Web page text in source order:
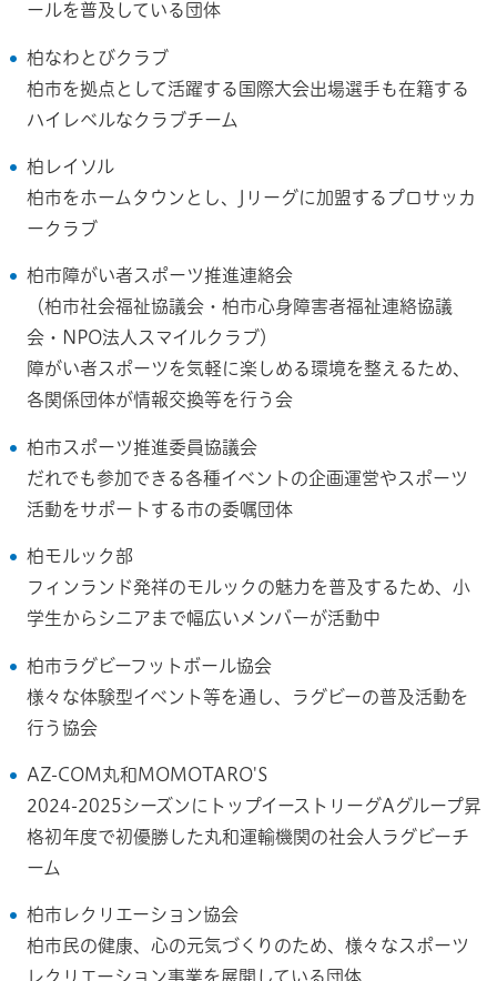
ールを普及している団体
柏なわとびクラブ
柏市を拠点として活躍する国際大会出場選手も在籍する
ハイレベルなクラブチーム
柏レイソル
柏市をホームタウンとし、Jリーグに加盟するプロサッカ
ークラブ
柏市障がい者スポーツ推進連絡会
（柏市社会福祉協議会・柏市心身障害者福祉連絡協議
会・NPO法人スマイルクラブ）
障がい者スポーツを気軽に楽しめる環境を整えるため、
各関係団体が情報交換等を行う会
柏市スポーツ推進委員協議会
だれでも参加できる各種イベントの企画運営やスポーツ
活動をサポートする市の委嘱団体
柏モルック部
フィンランド発祥のモルックの魅力を普及するため、小
学生からシニアまで幅広いメンバーが活動中
柏市ラグビーフットボール協会
様々な体験型イベント等を通し、ラグビーの普及活動を
行う協会
AZ-COM丸和MOMOTARO'S
2024-2025シーズンにトップイーストリーグAグループ昇
格初年度で初優勝した丸和運輸機関の社会人ラグビーチ
ーム
柏市レクリエーション協会
柏市民の健康、心の元気づくりのため、様々なスポーツ
レクリエーション事業を展開している団体